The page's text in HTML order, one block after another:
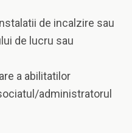
de incalzire sau
de lucru sau
a abilitatilor
administratorul